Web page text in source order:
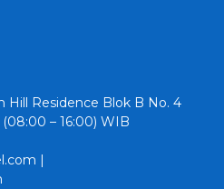
Hill Residence Blok B No. 4
– 16:00) WIB
|